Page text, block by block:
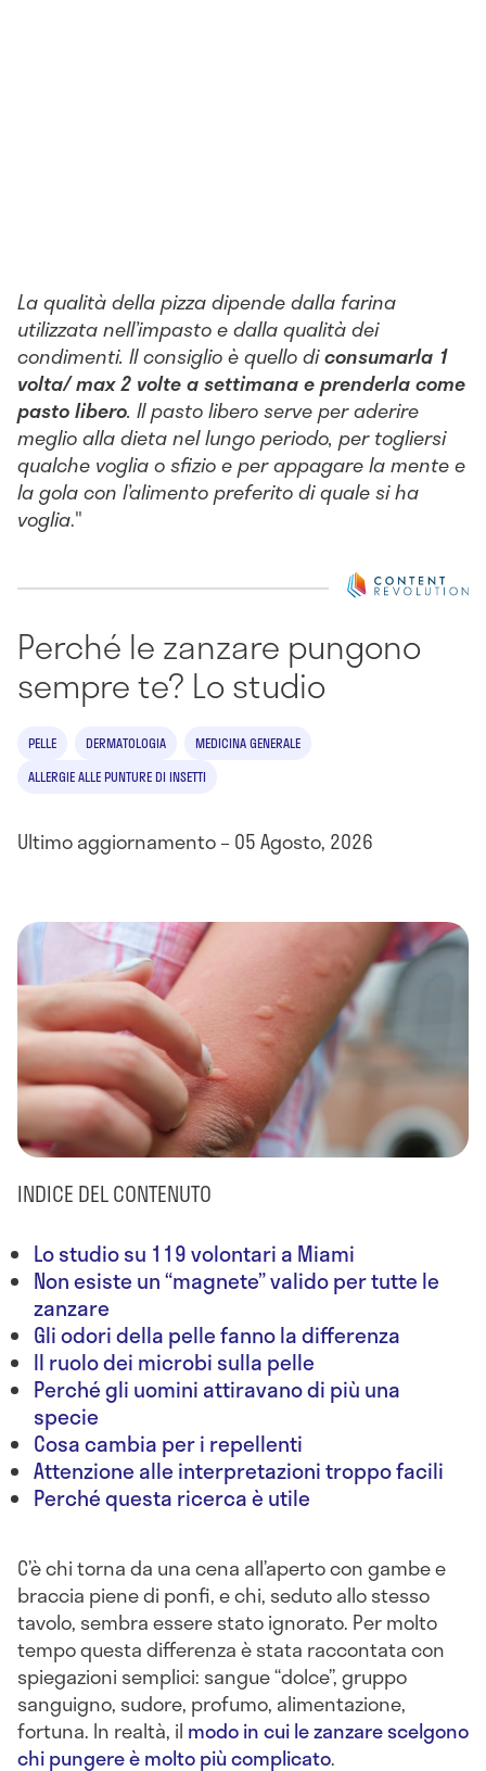
La qualità della pizza dipende dalla farina
utilizzata nell’impasto e dalla qualità dei
condimenti. Il consiglio è quello diconsumarla 1
volta/ max 2 volte a settimana e prenderla come
pasto libero. Il pasto libero serve per aderire
meglio alla dieta nel lungo periodo, per togliersi
qualche voglia o sfizio e per appagare la mente e
la gola con l’alimento preferito di quale si ha
voglia."
Perché le zanzare pungono
sempre te? Lo studio
PELLE DERMATOLOGIA
MEDICINA GENERALE
ALLERGIE ALLE PUNTURE DI INSETTI
Ultimo aggiornamento – 05 Agosto, 2026
INDICE DEL CONTENUTO
Lo studio su 119 volontari a Miami
Non esiste un “magnete” valido per tutte le
zanzare
Gli odori della pelle fanno la differenza
Il ruolo dei microbi sulla pelle
Perché gli uomini attiravano di più una
specie
Cosa cambia per i repellenti
Attenzione alle interpretazioni troppo facili
Perché questa ricerca è utile
C’è chi torna da una cena all’aperto con gambe e
braccia piene di ponfi, e chi, seduto allo stesso
tavolo, sembra essere stato ignorato. Per molto
tempo questa differenza è stata raccontata con
spiegazioni semplici: sangue “dolce”, gruppo
sanguigno, sudore, profumo, alimentazione,
fortuna. In realtà, il modo in cui le zanzare scelgono
chi pungere è molto più complicato.